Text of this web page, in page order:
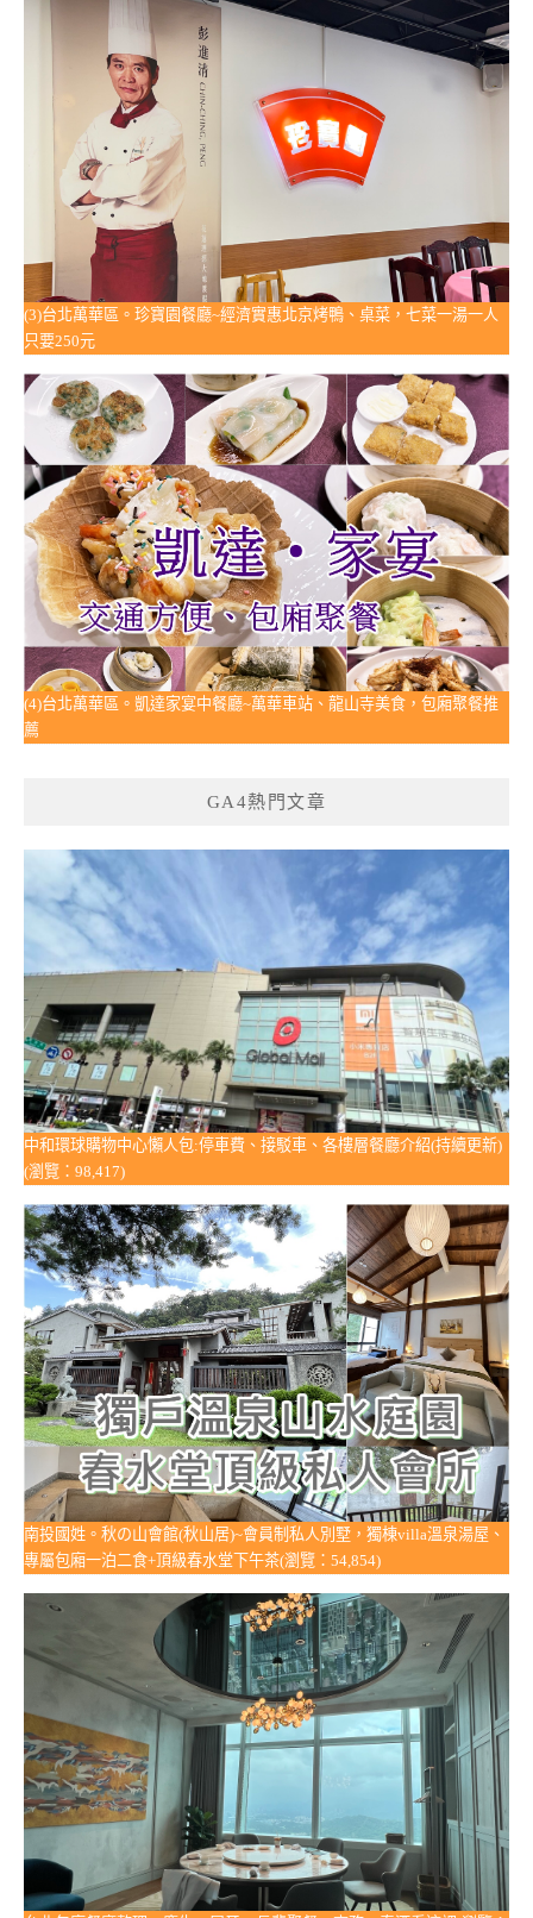
(3)台北萬華區。珍寶園餐廳~經濟實惠北京烤鴨、桌菜，七菜一湯一人
只要250元
(4)台北萬華區。凱達家宴中餐廳~萬華車站、龍山寺美食，包廂聚餐推
薦
GA4熱門文章
中和環球購物中心懶人包:停車費、接駁車、各樓層餐廳介紹(持續更新)
(瀏覽：98,417)
南投國姓。秋の山會館(秋山居)~會員制私人別墅，獨棟villa溫泉湯屋、
專屬包廂一泊二食+頂級春水堂下午茶(瀏覽：54,854)